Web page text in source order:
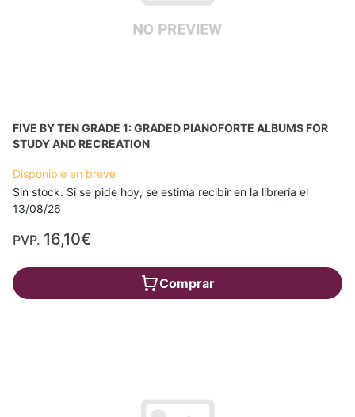
FIVE BY TEN GRADE 1: GRADED PIANOFORTE ALBUMS FOR
STUDY AND RECREATION
Disponible en breve
Sin stock. Si se pide hoy, se estima recibir en la librería el
13/08/26
PVP. 16,10€
Comprar